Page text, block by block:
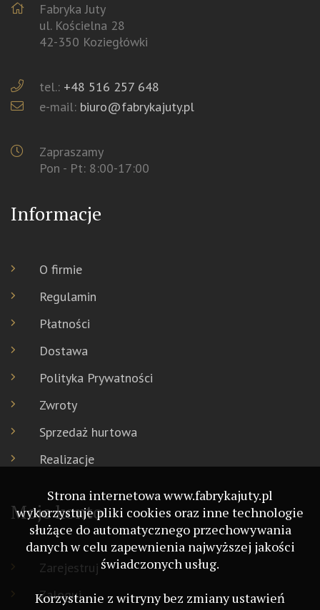
Fabryka Juty
ul. Kościelna 28
42-350 Koziegłówki
tel.: +48 516 257 648
e-mail: biuro@fabrykajuty.pl
Zapraszamy
Pon - Pt: 8:00-17:00
Informacje
O firmie
Regulamin
Płatności
Dostawa
Polityka Prywatności
Zwroty
Sprzedaż hurtowa
Realizacje
Moje konto
Zarejestruj
Zaloguj
Strona internetowa www.fabrykajuty.pl
wykorzystuje pliki cookies oraz inne technologie
służące do automatycznego przechowywania
danych w celu zapewnienia najwyższej jakości
świadczonych usług.
Korzystanie z witryny bez zmiany ustawień